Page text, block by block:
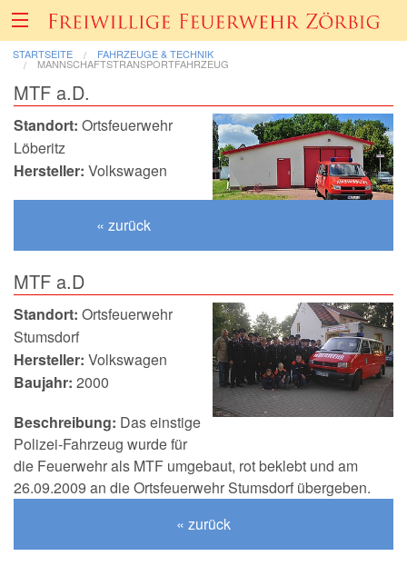
Über uns
Fahrzeuge & Technik
Förderverein
Informatives & Termine
150-jähriges Jubiläum
STARTSEITE FAHRZEUGE & TECHNIK
MANNSCHAFTSTRANSPORTFAHRZEUG
MTF a.D.
Standort: Ortsfeuerwehr
Löberitz
Hersteller: Volkswagen
« zurück
MTF a.D
Standort: Ortsfeuerwehr
Stumsdorf
Hersteller: Volkswagen
Baujahr: 2000
Beschreibung: Das einstige
Polizei-Fahrzeug wurde für
die Feuerwehr als MTF umgebaut, rot beklebt und am
26.09.2009 an die Ortsfeuerwehr Stumsdorf übergeben.
« zurück